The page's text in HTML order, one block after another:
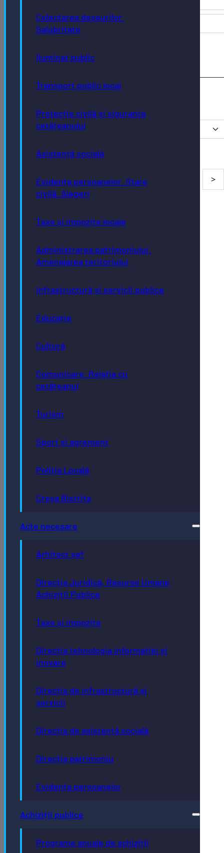
Colectarea deșeurilor.
Salubritate
Iluminat public
Transport public local
Protecție civilă și siguranța
cetățeanului
Asistență socială
Evidența persoanelor. Stare
civilă. Alegeri
Taxe și impozite locale
Administrarea patrimoniului.
Amenajarea teritoriului
Infrastructură și servicii publice
Educație
Cultură
Comunicare. Relația cu
cetățeanul
Turism
Sport și agrement
Poliția Locală
Creșa Bistrița
Acte necesare
Arhitect șef
Direcția Juridică, Resurse Umane
Achiziții Publice
Taxe și impozite
Direcția tehnologia informației și
inovare
Direcția de infrastructură și
servicii
Direcția de asistență socială
Direcția patrimoniu
Evidența persoanelor
Achiziții publice
Programe anuale de achiziții